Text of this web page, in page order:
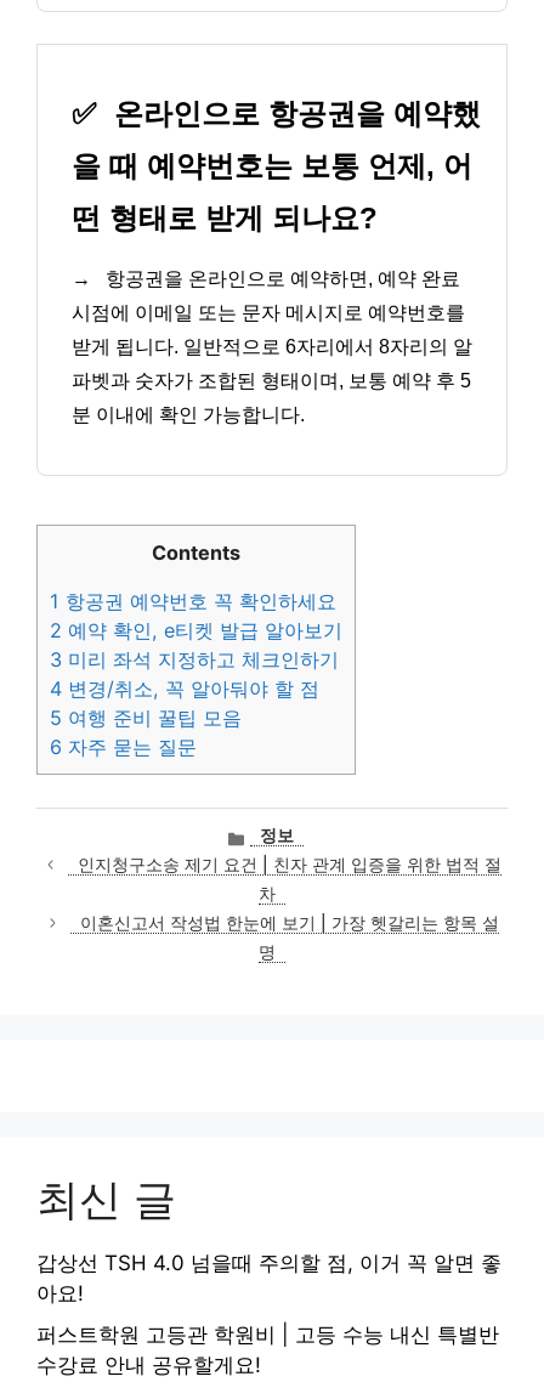
✅ 온라인으로 항공권을 예약했
을 때 예약번호는 보통 언제, 어
떤 형태로 받게 되나요?
→
항공권을 온라인으로 예약하면, 예약 완료
시점에 이메일 또는 문자 메시지로 예약번호를
받게 됩니다. 일반적으로 6자리에서 8자리의 알
파벳과 숫자가 조합된 형태이며, 보통 예약 후 5
분 이내에 확인 가능합니다.
Contents
1 항공권 예약번호 꼭 확인하세요
2 예약 확인, e티켓 발급 알아보기
3 미리 좌석 지정하고 체크인하기
4 변경/취소, 꼭 알아둬야 할 점
5 여행 준비 꿀팁 모음
6 자주 묻는 질문
카
테
고
리
정보
인지청구소송 제기 요건 | 친자 관계 입증을 위한 법적 절
차
이혼신고서 작성법 한눈에 보기 | 가장 헷갈리는 항목 설
명
최신 글
갑상선 TSH 4.0 넘을때 주의할 점, 이거 꼭 알면 좋
아요!
퍼스트학원 고등관 학원비 | 고등 수능 내신 특별반
수강료 안내 공유할게요!